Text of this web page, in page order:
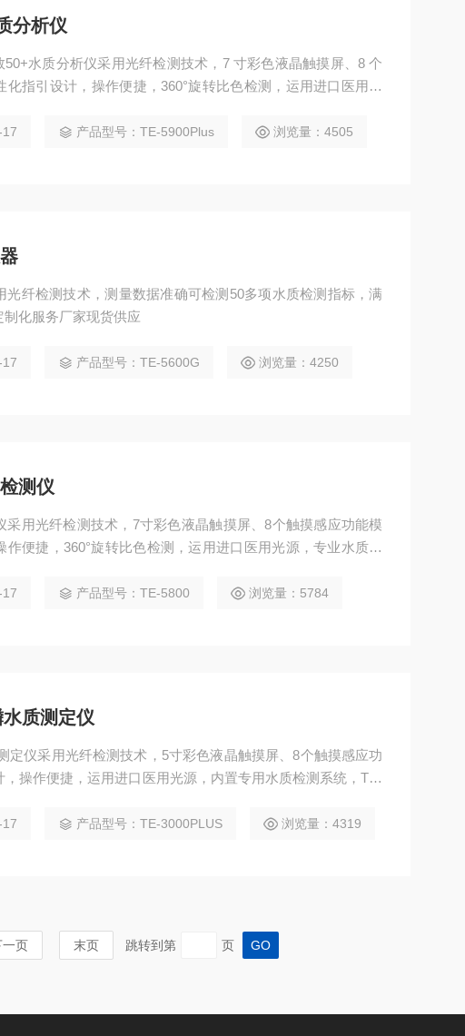
分析仪
50+水质分析仪采用光纤检测技术，7 寸彩色液晶触摸屏、8 个
化指引设计，操作便捷，360°旋转比色检测，运用进口医用光
简单
产品型号：TE-5900Plus 浏览量：4505
光纤检测技术，测量数据准确可检测50多项水质检测指标，满
化服务厂家现货供应
产品型号：TE-5600G 浏览量：4250
测仪
采用光纤检测技术，7寸彩色液晶触摸屏、8个触摸感应功能模
作便捷，360°旋转比色检测，运用进口医用光源，专业水质检
产品型号：TE-5800 浏览量：5784
质测定仪
定仪采用光纤检测技术，5寸彩色液晶触摸屏、8个触摸感应功
操作便捷，运用进口医用光源，内置专用水质检测系统，TE-
产品型号：TE-3000PLUS 浏览量：4319
一页 末页 跳转到第 页